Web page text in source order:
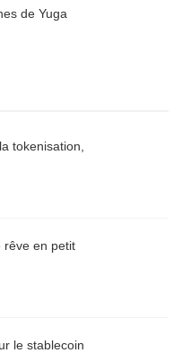
de Yuga
tokenisation,
rêve en petit
le stablecoin